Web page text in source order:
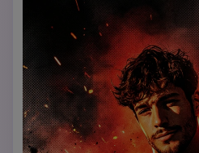
digulung, tekstur usang).
Kerumunan besar yang
belakang subjek. Sosok
diburamkan dengan jejak
puing memenuhi udara,
tekanan. Lingkungan terasa
(tanah terbuka, jalan, tepi
(Peningkatan Emosi): Ubah
poster film gangster Tamil